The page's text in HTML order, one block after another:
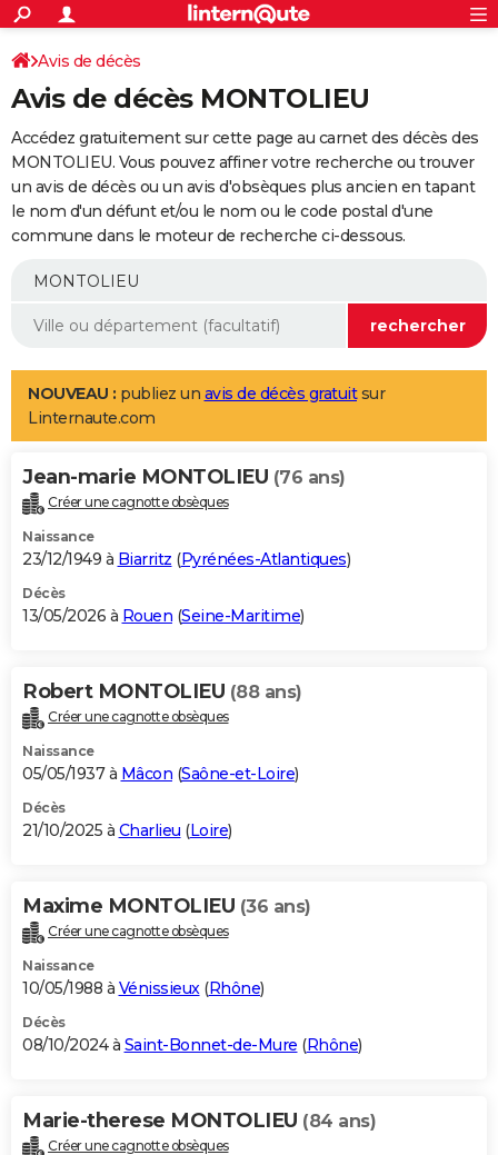
ACTUALITÉS
Politique
Société
Faits Divers
Education
Monde
Villes
+
SPORT
Coupe du monde 2026
Football
Tennis
Cyclisme
Rugby
Forum
Programme TV
TNT
Streaming
Cinéma
Sorties cinéma
Musique
+
FINANCE
Impôts
Immobilier
Risques naturels par ville
Banque
Assurance
Crédit
AUTO
Essais
Réserver un essai
Citadines
Berlines
SUV
Forum auto
+
Mobiles
Meilleur smartphone
Internet
Ordinateurs
Jeux vidéo
Guide high-tech
Aménagement intérieur
LIFESTYLE
Art de vivre
Bien-être
Loisirs
Mode
Modes de vie
Alimentation
Guide de la santé
Maladies
Médicaments
Sommeil
VOYAGE
Destinations
City break
Voyage nature
Voyage de noces
Forum
Climat
+PHOTO
GUIDES D'ACHAT
BONS PLANS
Carte de Noël
Carte Bonne année
Carte Saint-Valentin
Carte Pâques
Carte d'anniversaire
DICTIONNAIRE
Dictionnaire
Biographies
Citations
Expressions
Proverbes
PROGRAMME TV
S'inscrire
Se connecter
Lycées
Collèges
Primaires
Universités
Entreprises
Service militaire
Avis de recherche
AVIS DE DÉCÈS
Bricolage
Lifestyle
Culture
Sport
Auto
Television
Voyage
Cinema
Avis de décès
Avis de décès MONTOLIEU
Accédez gratuitement sur cette page au carnet des décès des
MONTOLIEU. Vous pouvez affiner votre recherche ou trouver
un avis de décès ou un avis d'obsèques plus ancien en tapant
le nom d'un défunt et/ou le nom ou le code postal d'une
commune dans le moteur de recherche ci-dessous.
NOUVEAU : publiez un avis de décès gratuitsur
Linternaute.com
Jean-marie MONTOLIEU (76 ans)
Créer une cagnotte obsèques
Naissance
23/12/1949 à Biarritz (Pyrénées-Atlantiques)
Décès
13/05/2026 à Rouen (Seine-Maritime)
Robert MONTOLIEU (88 ans)
Créer une cagnotte obsèques
Naissance
05/05/1937 à Mâcon (Saône-et-Loire)
Décès
21/10/2025 à Charlieu (Loire)
Maxime MONTOLIEU (36 ans)
Créer une cagnotte obsèques
Naissance
10/05/1988 à Vénissieux(Rhône)
Décès
08/10/2024 à Saint-Bonnet-de-Mure (Rhône)
Marie-therese MONTOLIEU (84 ans)
Créer une cagnotte obsèques